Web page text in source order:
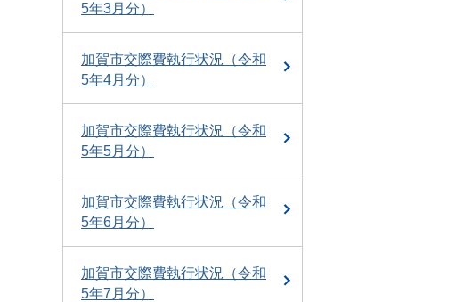
5年3月分）
加賀市交際費執行状況（令和
5年4月分）
加賀市交際費執行状況（令和
5年5月分）
加賀市交際費執行状況（令和
5年6月分）
加賀市交際費執行状況（令和
5年7月分）